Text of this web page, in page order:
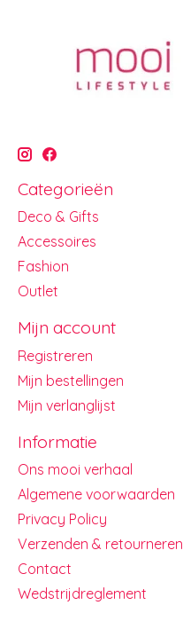
Categorieën
Deco & Gifts
Accessoires
Fashion
Outlet
Mijn account
Registreren
Mijn bestellingen
Mijn verlanglijst
Informatie
Ons mooi verhaal
Algemene voorwaarden
Privacy Policy
Verzenden & retourneren
Contact
Wedstrijdreglement